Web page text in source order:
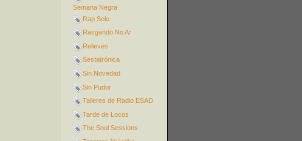
Semana Negra
Rap Solo
Rasgando No Ar
Relieves
Sestatrónica
Sin Novedad
Sin Pudor
Talleres de Radio ESAD
Tarde de Locos
The Soul Sessions